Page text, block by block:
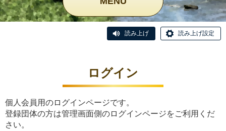
読み上げ 読み上げ設定
ログイン
個人会員用のログインページです。
登録団体の方は管理画面側のログインページをご利用くだ
さい。